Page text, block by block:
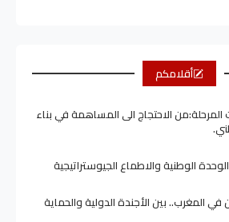
أقلامكم
الاحتجاج الى المساهمة في بناء
الوطنية والاطماع الجيوستراتيجية
في المغرب.. بين الأجندة الدولية والحماية